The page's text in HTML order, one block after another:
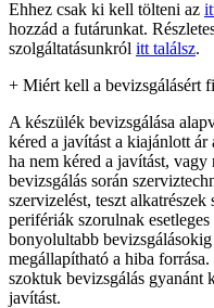
Ehhez csak ki kell tölteni az
hozzád a futárunkat.
szolgáltatásunkról itt találsz.
+ Miért kell a bevizsgálásért
A készülék bevizsgálása
kéred a javítást a kiajánlott
ha nem kéred a javítást,
bevizsgálás során
szervizelést, teszt
perifériák szorulnak
bonyolultabb
megállapítható a hiba
szoktuk bevizsgálás gyanánt
javítást.